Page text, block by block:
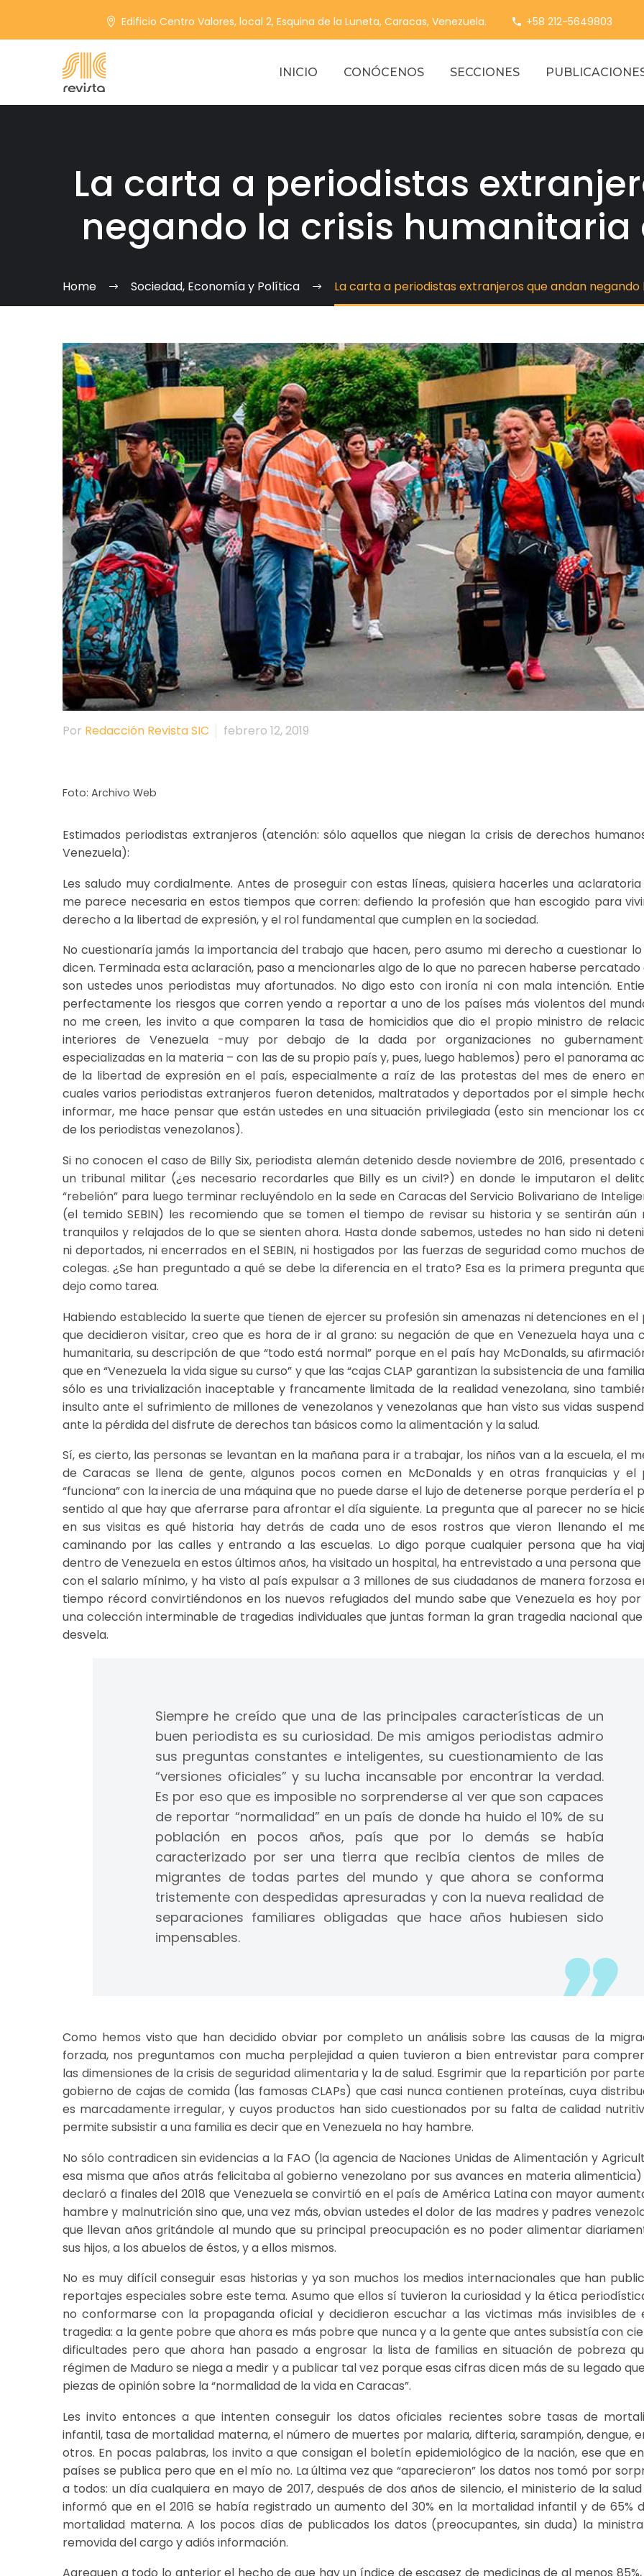
Edificio Centro Valores, local 2, Esquina de la Luneta, Caracas, Venezuela. +58 212-5649803
INICIO CONÓCENOS SECCIONES
La carta a periodistas
negando la crisis humanitaria
Home Sociedad, Economía y Política La carta a periodistas extranjeros que andan
Por Redacción Revista SIC febrero 12, 2019
Foto: Archivo Web
Estimados periodistas extranjeros (atención: sólo aquellos que niegan la crisis de derechos
Venezuela):
Les saludo muy cordialmente. Antes de proseguir con estas líneas, quisiera hacerles una
me parece necesaria en estos tiempos que corren: defiendo la profesión que han escogido para
derecho a la libertad de expresión, y el rol fundamental que cumplen en la sociedad.
No cuestionaría jamás la importancia del trabajo que hacen, pero asumo mi derecho a cuestionar lo
dicen. Terminada esta aclaración, paso a mencionarles algo de lo que no parecen haberse percatado
son ustedes unos periodistas muy afortunados. No digo esto con ironía ni con mala intención.
perfectamente los riesgos que corren yendo a reportar a uno de los países más violentos del
no me creen, les invito a que comparen la tasa de homicidios que dio el propio ministro de
interiores de Venezuela -muy por debajo de la dada por organizaciones no
especializadas en la materia – con las de su propio país y, pues, luego hablemos) pero el panorama
de la libertad de expresión en el país, especialmente a raíz de las protestas del mes de enero
cuales varios periodistas extranjeros fueron detenidos, maltratados y deportados por el simple
informar, me hace pensar que están ustedes en una situación privilegiada (esto sin mencionar los
de los periodistas venezolanos).
Si no conocen el caso de Billy Six, periodista alemán detenido desde noviembre de 2016, presentado
un tribunal militar (¿es necesario recordarles que Billy es un civil?) en donde le imputaron el
“rebelión” para luego terminar recluyéndolo en la sede en Caracas del Servicio Bolivariano de
(el temido SEBIN) les recomiendo que se tomen el tiempo de revisar su historia y se sentirán aún
tranquilos y relajados de lo que se sienten ahora. Hasta donde sabemos, ustedes no han sido ni
ni deportados, ni encerrados en el SEBIN, ni hostigados por las fuerzas de seguridad como muchos
colegas. ¿Se han preguntado a qué se debe la diferencia en el trato? Esa es la primera pregunta
dejo como tarea.
Habiendo establecido la suerte que tienen de ejercer su profesión sin amenazas ni detenciones en el
que decidieron visitar, creo que es hora de ir al grano: su negación de que en Venezuela haya una
humanitaria, su descripción de que “todo está normal” porque en el país hay McDonalds, su
que en “Venezuela la vida sigue su curso” y que las “cajas CLAP garantizan la subsistencia de una
sólo es una trivialización inaceptable y francamente limitada de la realidad venezolana, sino
insulto ante el sufrimiento de millones de venezolanos y venezolanas que han visto sus vidas
ante la pérdida del disfrute de derechos tan básicos como la alimentación y la salud.
Sí, es cierto, las personas se levantan en la mañana para ir a trabajar, los niños van a la escuela, el
de Caracas se llena de gente, algunos pocos comen en McDonalds y en otras franquicias y el
“funciona” con la inercia de una máquina que no puede darse el lujo de detenerse porque perdería el
sentido al que hay que aferrarse para afrontar el día siguiente. La pregunta que al parecer no se
en sus visitas es qué historia hay detrás de cada uno de esos rostros que vieron llenando el
caminando por las calles y entrando a las escuelas. Lo digo porque cualquier persona que ha
dentro de Venezuela en estos últimos años, ha visitado un hospital, ha entrevistado a una persona que
con el salario mínimo, y ha visto al país expulsar a 3 millones de sus ciudadanos de manera forzosa
tiempo récord convirtiéndonos en los nuevos refugiados del mundo sabe que Venezuela es hoy
una colección interminable de tragedias individuales que juntas forman la gran tragedia nacional
desvela.
Siempre he creído que una de las principales características de un
buen periodista es su curiosidad. De mis amigos periodistas admiro
sus preguntas constantes e inteligentes, su cuestionamiento de las
“versiones oficiales” y su lucha incansable por encontrar la verdad.
Es por eso que es imposible no sorprenderse al ver que son capaces
de reportar “normalidad” en un país de donde ha huido el 10% de su
población en pocos años, país que por lo demás se había
caracterizado por ser una tierra que recibía cientos de miles de
migrantes de todas partes del mundo y que ahora se conforma
tristemente con despedidas apresuradas y con la nueva realidad de
separaciones familiares obligadas que hace años hubiesen sido
impensables.
Como hemos visto que han decidido obviar por completo un análisis sobre las causas de la
forzada, nos preguntamos con mucha perplejidad a quien tuvieron a bien entrevistar para
las dimensiones de la crisis de seguridad alimentaria y la de salud. Esgrimir que la repartición por
gobierno de cajas de comida (las famosas CLAPs) que casi nunca contienen proteínas, cuya
es marcadamente irregular, y cuyos productos han sido cuestionados por su falta de calidad
permite subsistir a una familia es decir que en Venezuela no hay hambre.
No sólo contradicen sin evidencias a la FAO (la agencia de Naciones Unidas de Alimentación y
esa misma que años atrás felicitaba al gobierno venezolano por sus avances en materia
declaró a finales del 2018 que Venezuela se convirtió en el país de América Latina con mayor
hambre y malnutrición sino que, una vez más, obvian ustedes el dolor de las madres y padres
que llevan años gritándole al mundo que su principal preocupación es no poder alimentar
sus hijos, a los abuelos de éstos, y a ellos mismos.
No es muy difícil conseguir esas historias y ya son muchos los medios internacionales que han
reportajes especiales sobre este tema. Asumo que ellos sí tuvieron la curiosidad y la ética
no conformarse con la propaganda oficial y decidieron escuchar a las victimas más invisibles de
tragedia: a la gente pobre que ahora es más pobre que nunca y a la gente que antes subsistía con
dificultades pero que ahora han pasado a engrosar la lista de familias en situación de pobreza
régimen de Maduro se niega a medir y a publicar tal vez porque esas cifras dicen más de su legado
piezas de opinión sobre la “normalidad de la vida en Caracas”.
Les invito entonces a que intenten conseguir los datos oficiales recientes sobre tasas de
infantil, tasa de mortalidad materna, el número de muertes por malaria, difteria, sarampión, dengue,
otros. En pocas palabras, los invito a que consigan el boletín epidemiológico de la nación, ese que
países se publica pero que en el mío no. La última vez que “aparecieron” los datos nos tomó por
a todos: un día cualquiera en mayo de 2017, después de dos años de silencio, el ministerio de la
informó que en el 2016 se había registrado un aumento del 30% en la mortalidad infantil y de 65%
mortalidad materna. A los pocos días de publicados los datos (preocupantes, sin duda) la
removida del cargo y adiós información.